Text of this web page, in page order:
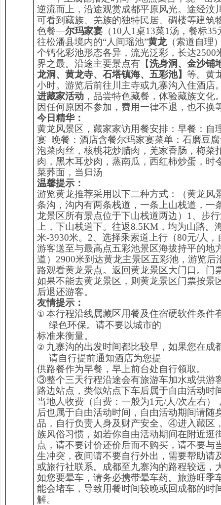
逆流而上，沿途观赏成都平原风光。途经汶
可看到藏族、羌族的独特民居、碉楼等建筑
色餐—尔玛家宴 （10人1桌13菜1汤，餐标
往松潘县境内的“人间瑶池”黄龙（索道自理
个钙化彩池形态各异，流光泛彩，长达2500
界之最。沿途主要景点有【洗身洞、金沙铺
龙洞、黄龙寺、石塔镇海、五彩池】等。黄
小时。游览后前往川主寺或九寨沟入住酒店
进藏家活动 ，品尝特色藏餐，体验藏族文化
因任何原因不参加，费用一律不退，也不换
今日精华：
黄龙风景区，藏家家访用餐安排：早餐：自
宴 晚餐：酒店含餐尔玛家宴菜单：石磨豆
泡菜肉丝，核桃花炒腊肉，羌家香肠，梅菜
肉，黑木耳炒肉，蒸南瓜，西红柿炒蛋，时
菜荞面，当归汤
温馨提示 ：
游览黄龙推荐采用以下二种方式：（黄龙风
条沟，沟内有两条栈道，一条上山栈道，一
龙景区所有景点位于下山栈道两边）1、步
上，下山栈道下。往返8.5KM，均为山路。
米-3930米。2、选择乘索道上行（80元/人
游客送至与最高点五彩池景区海拔持平的地
道）2900米到达黄龙主景区五彩池，游览后
路观看黄龙景点。返回黄龙景区大门口。门
如果不能去黄龙景区，则黄龙景区门票按景
后退还游客。
友情提示：
① 本行程沿线属藏区用餐及住宿硬软件条件
绿色环保。请不要以城市的
标准来衡量。
② 九寨沟的出发时间都比较早，如果您在成
请自行提前通知酒店为您提
供路餐作为早餐，早上前台处自行领取。
③整个三天行程沿途会有旅游车加水或供游
路边站点，类似站点下车后属于自由活动时
当地人收费（自费：一般为1元/人/次左右）
后也属于自由活动时间，自由活动期间请随
品，自行负责人身及财产安全。④进入藏区
族风俗习惯，如若你自由活动期间在附近逛
点，请不要讨价还价后而不购买，请不要与
生冲突，夜间请不要自行外出，需要帮助请
或旅行社联系。成都至九寨沟的路程较远，
如您要晕车，请务必携带晕车药。旅游旺季
能会堵车，导致用餐时间较晚或回成都的时
解。